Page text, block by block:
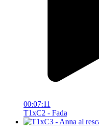
00:07:11
T1xC2 - Fada